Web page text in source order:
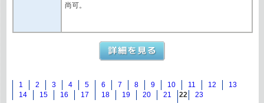
尚可。
1 2 3 4 5 6 7 8 9 10 11 12
13
14
15 16 17 18 19 20 21 22 23